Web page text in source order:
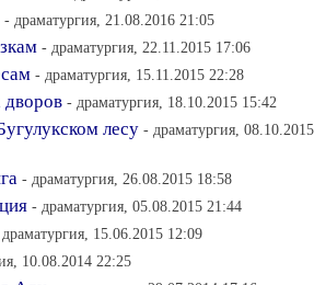
- драматургия, 21.08.2016 21:05
- драматургия, 22.11.2015 17:06
- драматургия, 15.11.2015 22:28
- драматургия, 18.10.2015 15:42
лесу - драматургия, 08.10.2015
- драматургия, 26.08.2015 18:58
- драматургия, 05.08.2015 21:44
15.06.2015 12:09
10.08.2014 22:25